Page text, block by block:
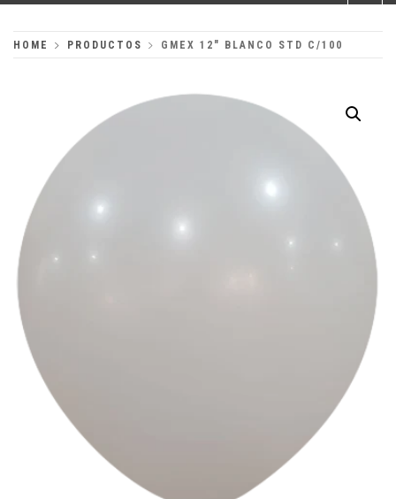
HOME PRODUCTOS GMEX 12″ BLANCO STD C/100